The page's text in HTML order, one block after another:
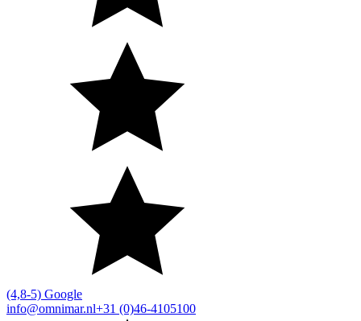
(4,8-5) Google
info@omnimar.nl+31 (0)46-4105100